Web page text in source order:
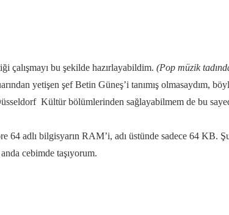
çalışmayı bu şekilde hazırlayabildim. (Pop müzik
yetişen şef Betin Güneş’i tanımış olmasaydım,
Kültür bölümlerinden sağlayabilmem de bu
64 adlı bilgisyarın RAM’i, adı üstünde sadece 64 KB.
cebimde taşıyorum.